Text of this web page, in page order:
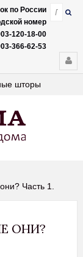
по России
номер
120-18-00
366-62-53
шторы
Часть 1.
ОНИ?